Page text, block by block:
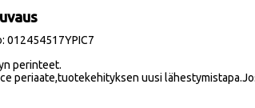
012454517YPIC7
perinteet.
periaate,tuotekehityksen uusi